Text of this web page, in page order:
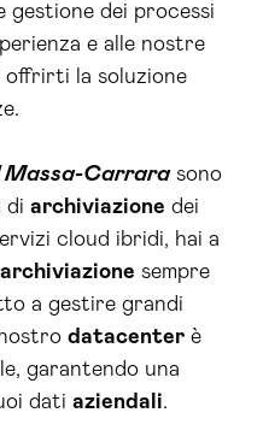
gestione dei processi
e alle nostre
offrirti la soluzione
Massa-Carrarasono
di archiviazione dei
cloud ibridi, hai a
archiviazione sempre
a gestire grandi
datacenter è
garantendo una
dati aziendali.